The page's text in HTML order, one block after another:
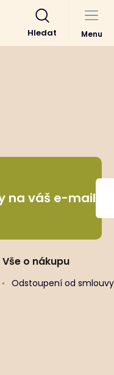
Hledat Menu
na váš e-mail
Vše o nákupu
Odstoupení od smlouvy